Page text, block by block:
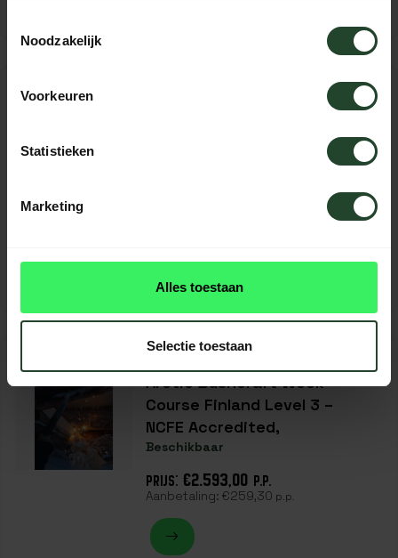
Noodzakelijk
Voorkeuren
Statistieken
Marketing
Alles toestaan
Selectie toestaan
5-Day Navigation Course
Arctic Bushcraft Week
Course Finland Level 3 –
NCFE Accredited,
Beschikbaar
PRIJS:€2.593,00 P.P.
Aanbetaling: €259,30 p.p.